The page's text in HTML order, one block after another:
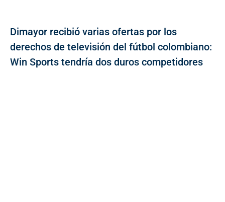
Dimayor recibió varias ofertas por los
derechos de televisión del fútbol colombiano:
Win Sports tendría dos duros competidores